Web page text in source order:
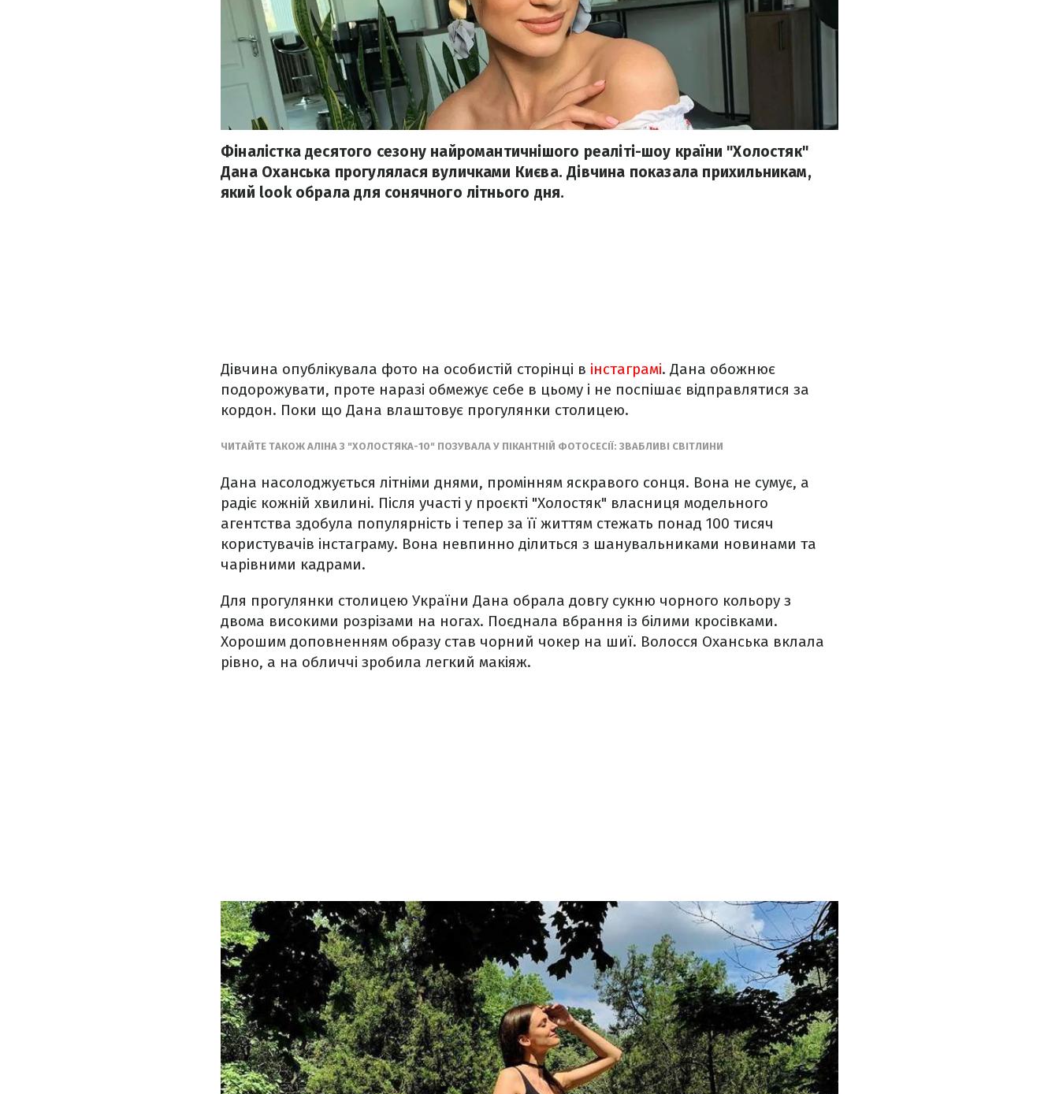
Фіналістка десятого сезону найромантичнішого реаліті-шоу країни "Холостяк"
Дана Оханська прогулялася вуличками Києва. Дівчина показала прихильникам,
який look обрала для сонячного літнього дня.
Дівчина опублікувала фото на особистій сторінці в інстаграмі. Дана обожнює
подорожувати, проте наразі обмежує себе в цьому і не поспішає відправлятися за
кордон. Поки що Дана влаштовує прогулянки столицею.
ЧИТАЙТЕ ТАКОЖ АЛІНА З "ХОЛОСТЯКА-10" ПОЗУВАЛА У ПІКАНТНІЙ ФОТОСЕСІЇ: ЗВАБЛИВІ СВІТЛИНИ
Дана насолоджується літніми днями, промінням яскравого сонця. Вона не сумує, а
радіє кожній хвилині. Після участі у проєкті "Холостяк" власниця модельного
агентства здобула популярність і тепер за її життям стежать понад 100 тисяч
користувачів інстаграму. Вона невпинно ділиться з шанувальниками новинами та
чарівними кадрами.
Для прогулянки столицею України Дана обрала довгу сукню чорного кольору з
двома високими розрізами на ногах. Поєднала вбрання із білими кросівками.
Хорошим доповненням образу став чорний чокер на шиї. Волосся Оханська вклала
рівно, а на обличчі зробила легкий макіяж.